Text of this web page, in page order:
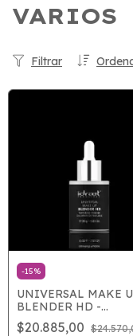
VARIOS
Filtrar
-15%
UNIVERSAL MAKE
BLENDER HD -
DILUYENTE HD X 15
$20.885,00